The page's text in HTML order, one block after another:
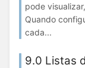
pode
Quando
cada...
9.0 Listas